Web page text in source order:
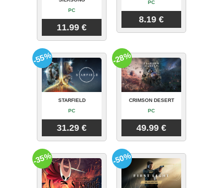
PC
11.99 €
PC
8.19 €
STARFIELD
PC
31.29 €
-55%
CRIMSON DESERT
PC
49.99 €
-28%
-35% -50%